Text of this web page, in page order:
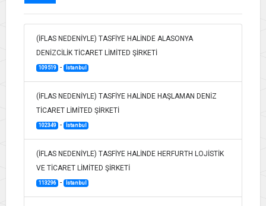
(İFLAS NEDENİYLE) TASFİYE HALİNDE ALASONYA
DENİZCİLİK TİCARET LİMİTED ŞİRKETİ
109519 - İstanbul
(İFLAS NEDENİYLE) TASFİYE HALİNDE HAŞLAMAN DENİZ
TİCARET LİMİTED ŞİRKETİ
102349 - İstanbul
(İFLAS NEDENİYLE) TASFİYE HALİNDE HERFURTH LOJİSTİK
VE TİCARET LİMİTED ŞİRKETİ
113296 - İstanbul